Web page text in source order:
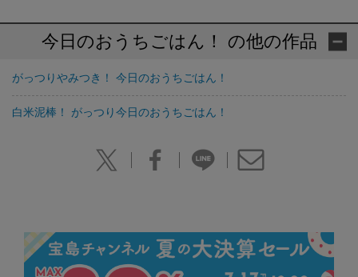
今日のおうちごはん！ の他の作品
がっつりやみつき！ 今日のおうちごはん！
白米泥棒！ がっつり今日のおうちごはん！